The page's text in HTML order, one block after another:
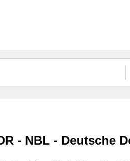
- NBL - Deutsche